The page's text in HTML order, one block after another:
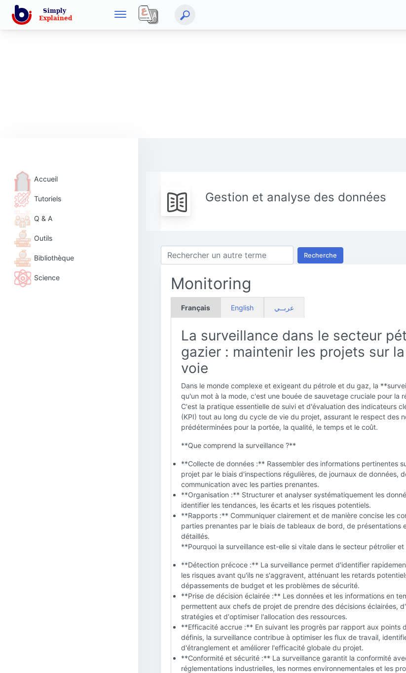
Accueil
Tutoriels
Q & A
Outils
Bibliothèque
Science
Gestion et analyse des données
Recherche
Monitoring
Français English عربــي
La surveillance dans le secteur
gazier : maintenir les projets sur
voie
Dans le monde complexe et exigeant du pétrole et du gaz, la
qu'un mot à la mode, c'est une bouée de sauvetage cruciale pour la
C'est la pratique essentielle de suivi et d'évaluation des indicateurs
(KPI) tout au long du cycle de vie du projet, assurant le respect des
prédéterminées pour la portée, la qualité, le temps et le coût.
**Que comprend la surveillance ?**
**Collecte de données :** Rassembler des informations pertinentes
projet par le biais d'inspections régulières, de journaux de données,
communication avec les parties prenantes.
**Organisation :** Structurer et analyser systématiquement les
identifier les tendances, les écarts et les risques potentiels.
**Rapports :** Communiquer clairement et de manière concise les
parties prenantes par le biais de tableaux de bord, de présentations
détaillés.
**Pourquoi la surveillance est-elle si vitale dans le secteur pétrolier
**Détection précoce :** La surveillance permet d'identifier
les risques avant qu'ils ne s'aggravent, atténuant les retards
dépassements de budget et les problèmes de sécurité.
**Prise de décision éclairée :** Les données et les informations en
permettent aux chefs de projet de prendre des décisions éclairées,
stratégies et d'optimiser l'allocation des ressources.
**Efficacité accrue :** En suivant les progrès par rapport aux points
définis, la surveillance contribue à optimiser les flux de travail,
d'étranglement et améliorer l'efficacité globale du projet.
**Conformité et sécurité :** La surveillance garantit la conformité
réglementations industrielles, les normes environnementales et les